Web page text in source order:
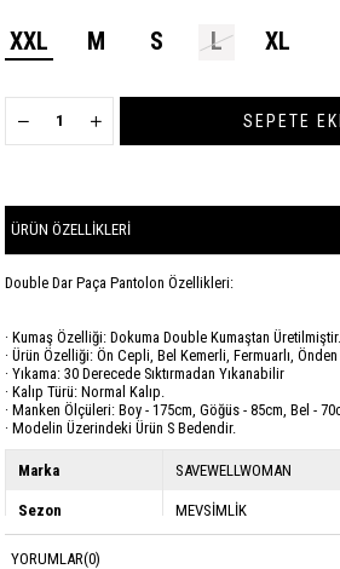
XXL M S L XL
ÜRÜN ÖZELLIKLERI
Double Dar Paça Pantolon Özellikleri:
· Kumaş Özelliği: Dokuma Double Kumaştan Üretilmiştir.
· Ürün Özelliği: Ön Cepli, Bel Kemerli, Fermuarlı, Önden
· Yıkama: 30 Derecede Sıktırmadan Yıkanabilir
· Kalıp Türü: Normal Kalıp.
· Manken Ölçüleri: Boy - 175cm, Göğüs - 85cm, Bel -
· Modelin Üzerindeki Ürün S Bedendir.
Marka SAVEWELLWOMAN
Sezon MEVSİMLİK
Kumaş Cinsi
YORUMLAR(0)